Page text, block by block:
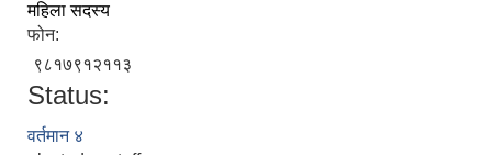
महिला सदस्य
फोन:
९८१७९१२११३
Status:
वर्तमान ४